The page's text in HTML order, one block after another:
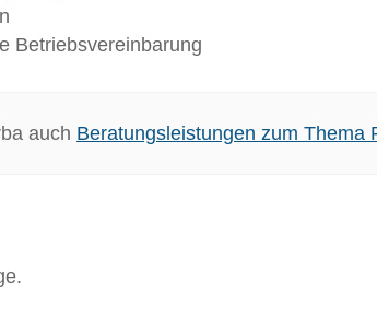
Betriebsvereinbarung
auch Beratungsleistungen zum Thema